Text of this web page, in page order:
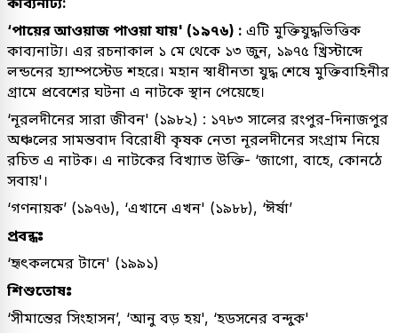
‘পায়ের আওয়াজ পাওয়া যায়' (১৯৭৬) : এটি মুক্তিযুদ্ধভিত্তিক
কাব্যনাট্য। এর রচনাকাল ১ মে থেকে ১৩ জুন, ১৯৭৫ খ্রিস্টাব্দে
লন্ডনের হ্যাম্পস্টেড শহরে। মহান স্বাধীনতা যুদ্ধ শেষে মুক্তিবাহিনীর
গ্রামে প্রবেশের ঘটনা এ নাটকে স্থান পেয়েছে।
‘নূরলদীনের সারা জীবন' (১৯৮২) : ১৭৮৩ সালের রংপুর-দিনাজপুর
অঞ্চলের সামন্তবাদ বিরোধী কৃষক নেতা নূরলদীনের সংগ্রাম নিয়ে
রচিত এ নাটক। এ নাটকের বিখ্যাত উক্তি- ‘জাগো, বাহে, কোনঠে
সবায়'।
‘গণনায়ক’ (১৯৭৬), ‘এখানে এখন' (১৯৮৮), ‘ঈর্ষা’
প্রবন্ধঃ
‘হৃৎকলমের টানে' (১৯৯১)
শিশুতোষঃ
‘সীমান্তের সিংহাসন’, ‘আনু বড় হয়', ‘হডসনের বন্দুক'